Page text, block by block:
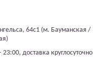
64с1 (м. Бауманская /
доставка круглосуточно